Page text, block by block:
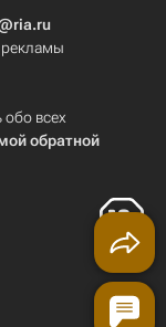
обо всех
обратной